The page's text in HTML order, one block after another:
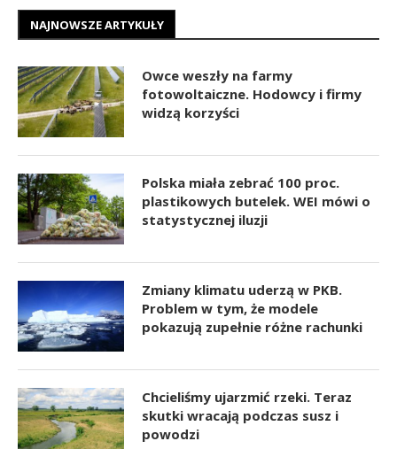
NAJNOWSZE ARTYKUŁY
Owce weszły na farmy
fotowoltaiczne. Hodowcy i firmy
widzą korzyści
Polska miała zebrać 100 proc.
plastikowych butelek. WEI mówi o
statystycznej iluzji
Zmiany klimatu uderzą w PKB.
Problem w tym, że modele
pokazują zupełnie różne rachunki
Chcieliśmy ujarzmić rzeki. Teraz
skutki wracają podczas susz i
powodzi